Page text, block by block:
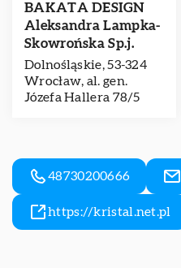
BAKATA DESIGN
Aleksandra Lampka-
Skowrońska Sp.j.
Dolnośląskie, 53-324
Wrocław, al. gen.
Józefa Hallera 78/5
48730200666
https://kristal.net.pl